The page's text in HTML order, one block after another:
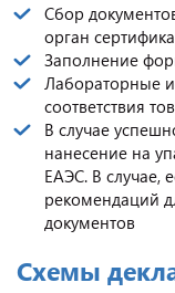
Сбор
орган
Заполнение
Лабораторные
соответствия
В случае
нанесение на
ЕАЭС. В случае,
рекомендаций
документов
Схемы